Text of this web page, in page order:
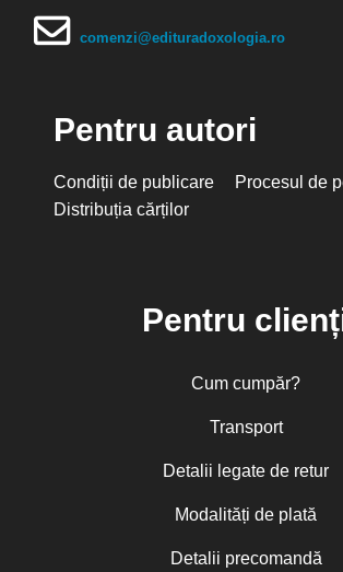
comenzi@edituradoxologia.ro
Pentru autori
Condiții de publicare
Procesul de
Distribuția cărților
Pentru
Cum cumpăr?
Transport
Detalii legate de retur
Modalități de plată
Detalii precomandă